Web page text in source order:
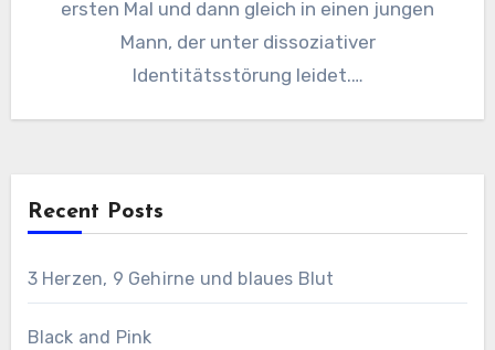
ersten Mal und dann gleich in einen jungen
Mann, der unter dissoziativer
Identitätsstörung leidet.…
Recent Posts
3 Herzen, 9 Gehirne und blaues Blut
Black and Pink